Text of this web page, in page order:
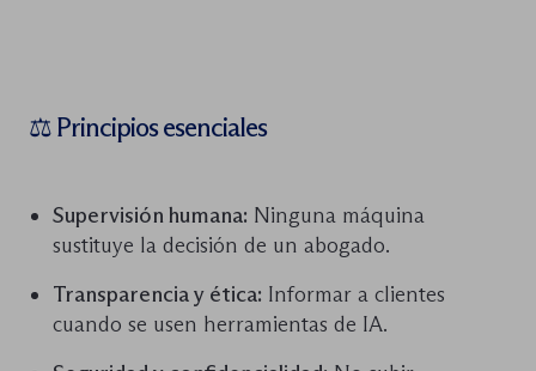
⚖️ Principios esenciales
Supervisión humana: Ninguna máquina
sustituye la decisión de un abogado.
Transparencia y ética: Informar a clientes
cuando se usen herramientas de IA.